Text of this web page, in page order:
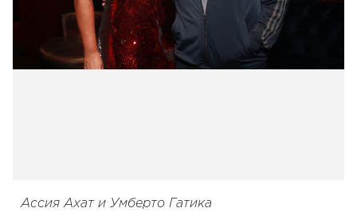
Ассия Ахат и Умберто Гатика